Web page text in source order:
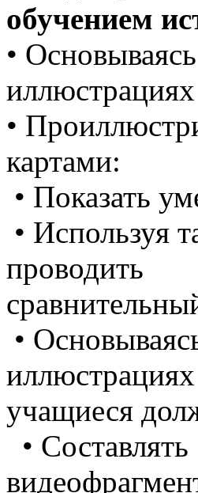
обучением
•
•
картами:
• Показать
• Используя
проводить
•
учащиеся
•